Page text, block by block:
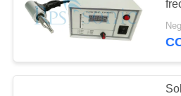
ÉNTRENOS
EN
CONTACTO
Convertidor
soldadura
ultrasónica